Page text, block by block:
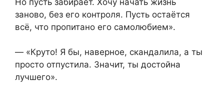
заново, без его контроля. Пусть остаётся
всё, что пропитано его самолюбием».
— «Круто! Я бы, наверное, скандалила, а ты
просто отпустила. Значит, ты достойна
лучшего».